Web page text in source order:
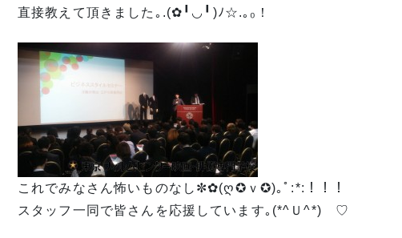
直接教えて頂きました｡.(✿╹◡╹)ﾉ☆.｡₀！
これでみなさん怖いものなし✼✿(ღ✪ｖ✪)｡ﾟ:*:！！！
スタッフ一同で皆さんを応援しています｡(*^Ｕ^*)ゞ♡